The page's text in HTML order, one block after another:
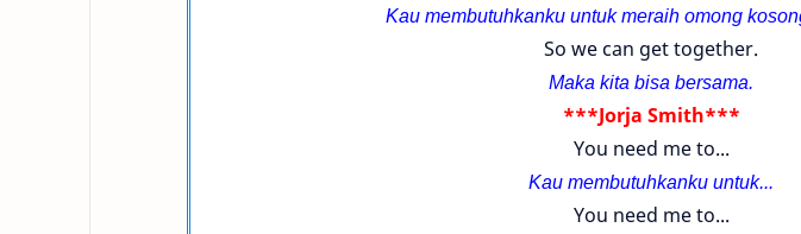
Kau membutuhkanku untuk meraih omong
So we can get together.
Maka kita bisa bersama.
***Jorja Smith***
You need me to...
Kau membutuhkanku untuk...
You need me to...